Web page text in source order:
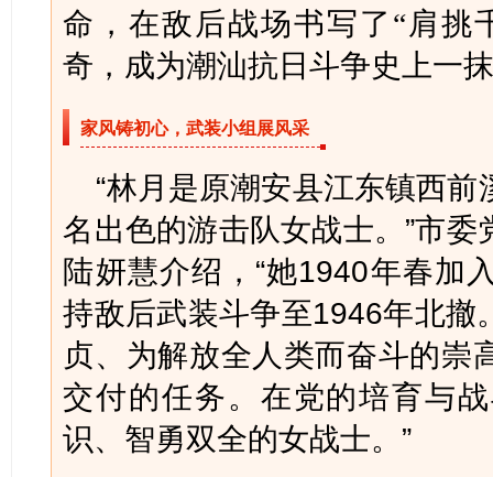
命，在敌后战场书写了“肩挑
奇，成为潮汕抗日斗争史上一
家风铸初心，武装小组展风采
“林月是原潮安县江东镇西
名出色的游击队女战士。”市
陆妍慧介绍，“她1940年春加
持敌后武装斗争至1946年北撤
贞、为解放全人类而奋斗的崇
交付的任务。在党的培育与
识、智勇双全的女战士。”